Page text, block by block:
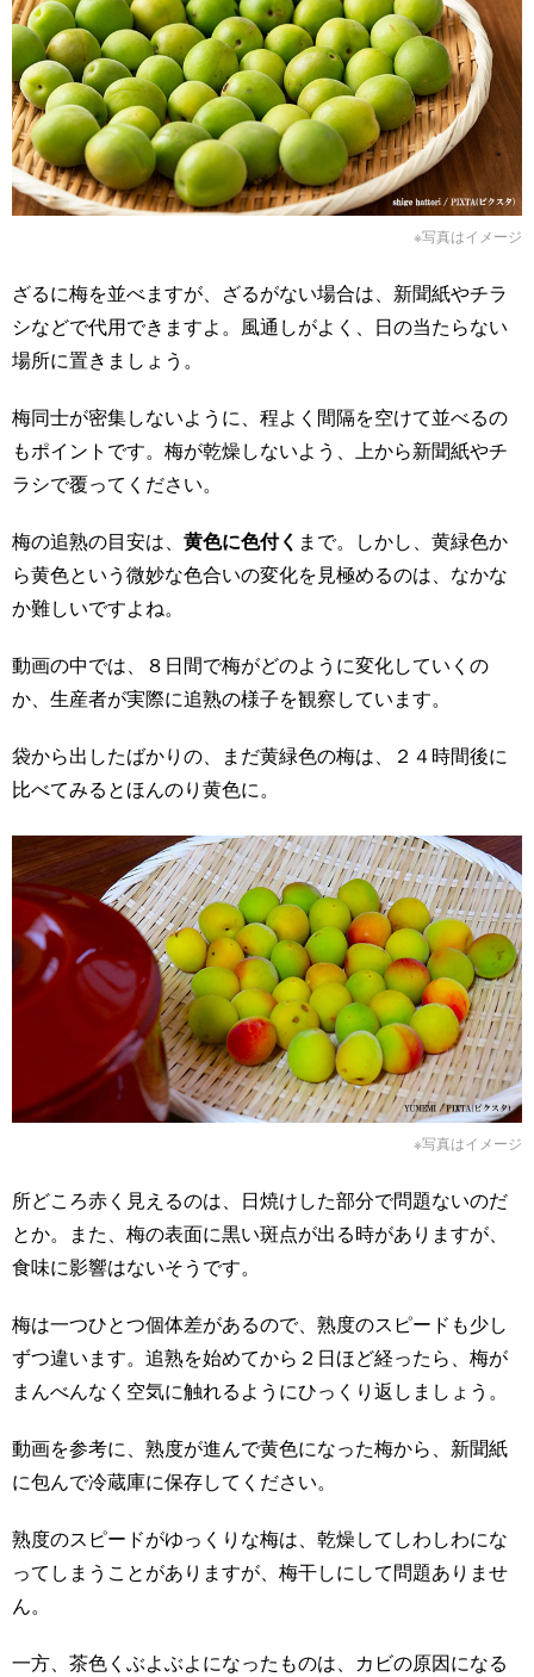
※写真はイメージ
ざるに梅を並べますが、ざるがない場合は、新聞紙やチラ
シなどで代用できますよ。風通しがよく、日の当たらない
場所に置きましょう。
梅同士が密集しないように、程よく間隔を空けて並べるの
もポイントです。梅が乾燥しないよう、上から新聞紙やチ
ラシで覆ってください。
梅の追熟の目安は、 黄色に色付く まで。しかし、黄緑色か
ら黄色という微妙な色合いの変化を見極めるのは、なかな
か難しいですよね。
動画の中では、８日間で梅がどのように変化していくの
か、生産者が実際に追熟の様子を観察しています。
袋から出したばかりの、まだ黄緑色の梅は、２４時間後に
比べてみるとほんのり黄色に。
※写真はイメージ
所どころ赤く見えるのは、日焼けした部分で問題ないのだ
とか。また、梅の表面に黒い斑点が出る時がありますが、
食味に影響はないそうです。
梅は一つひとつ個体差があるので、熟度のスピードも少し
ずつ違います。追熟を始めてから２日ほど経ったら、梅が
まんべんなく空気に触れるようにひっくり返しましょう。
動画を参考に、熟度が進んで黄色になった梅から、新聞紙
に包んで冷蔵庫に保存してください。
熟度のスピードがゆっくりな梅は、乾燥してしわしわにな
ってしまうことがありますが、梅干しにして問題ありませ
ん。
一方、茶色くぶよぶよになったものは、カビの原因になる